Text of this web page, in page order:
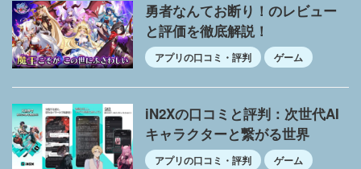
勇者なんてお断り！のレビュー
と評価を徹底解説！
アプリの口コミ・評判 ゲーム
iN2Xの口コミと評判：次世代AI
キャラクターと繋がる世界
アプリの口コミ・評判 ゲーム